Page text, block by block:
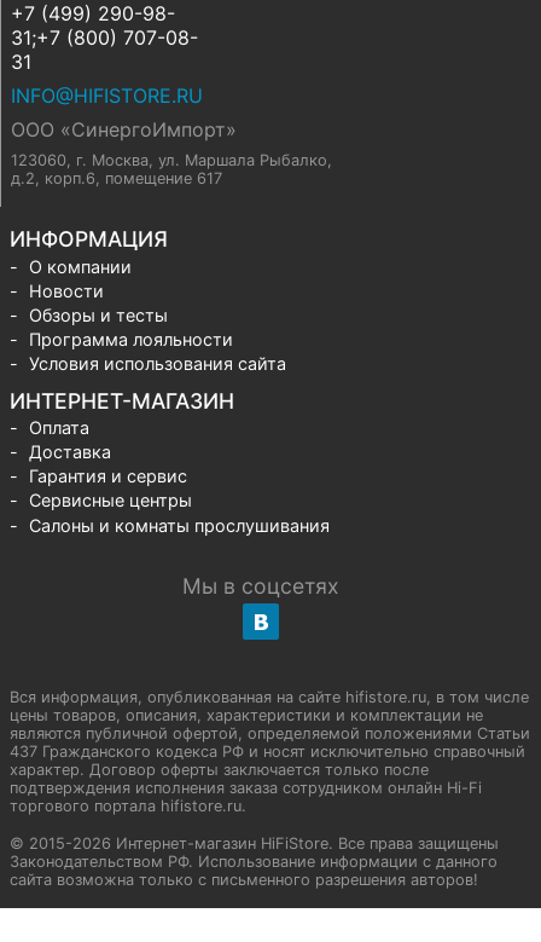
+7 (499) 290-98-
31;+7 (800) 707-08-
31
INFO@HIFISTORE.RU
ООО «СинергоИмпорт»
123060, г. Москва, ул. Маршала Рыбалко,
д.2, корп.6, помещение 617
ИНФОРМАЦИЯ
О компании
Новости
Обзоры и тесты
Программа лояльности
Условия использования сайта
ИНТЕРНЕТ-МАГАЗИН
Оплата
Доставка
Гарантия и сервис
Сервисные центры
Салоны и комнаты прослушивания
Мы в соцсетях
Вся информация, опубликованная на сайте hifistore.ru, в том числе
цены товаров, описания, характеристики и комплектации не
являются публичной офертой, определяемой положениями Статьи
437 Гражданского кодекса РФ и носят исключительно справочный
характер. Договор оферты заключается только после
подтверждения исполнения заказа сотрудником онлайн Hi-Fi
торгового портала hifistore.ru.
© 2015-2026 Интернет-магазин HiFiStore. Все права защищены
Законодательством РФ. Использование информации с данного
сайта возможна только с письменного разрешения авторов!